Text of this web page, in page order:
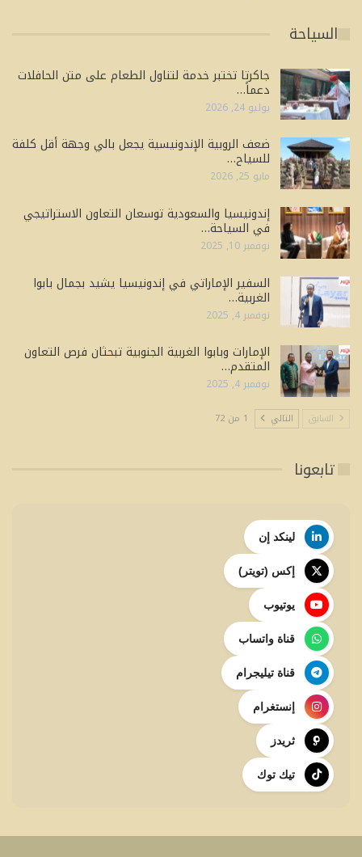
السياحة
جاكرتا تختبر خدمة لتناول الطعام على متن الحافلات
دعماً…
يوليو 24, 2026
ضعف الروبية الإندونيسية يجعل بالي وجهة أقل كلفة
للسياح…
مايو 25, 2026
إندونيسيا والسعودية توسعان التعاون الاستراتيجي
في السياحة…
نوفمبر 10, 2025
السفير الإماراتي في إندونيسيا يشيد بجمال بابوا
الغربية…
نوفمبر 4, 2025
الإمارات وبابوا الغربية الجنوبية تبحثان فرص التعاون
المتقدم…
نوفمبر 4, 2025
السابق التالي 1 من 72
تابعونا
لينكد إن
إكس (تويتر)
يوتيوب
قناة واتساب
قناة تيليجرام
إنستغرام
ثريدز
تيك توك